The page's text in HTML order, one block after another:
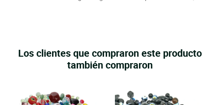
Los clientes que compraron este producto
también compraron